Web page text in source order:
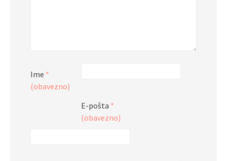
Ime *
(obavezno)
E-pošta *
(obavezno)